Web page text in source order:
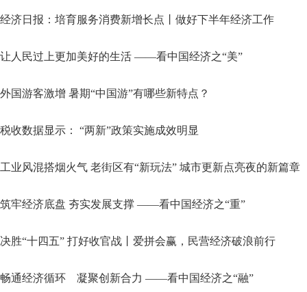
经济日报：培育服务消费新增长点丨做好下半年经济工作
让人民过上更加美好的生活 ——看中国经济之“美”
外国游客激增 暑期“中国游”有哪些新特点？
税收数据显示： “两新”政策实施成效明显
工业风混搭烟火气 老街区有“新玩法” 城市更新点亮夜的新篇章
筑牢经济底盘 夯实发展支撑 ——看中国经济之“重”
决胜“十四五” 打好收官战丨爱拼会赢，民营经济破浪前行
畅通经济循环 凝聚创新合力 ——看中国经济之“融”